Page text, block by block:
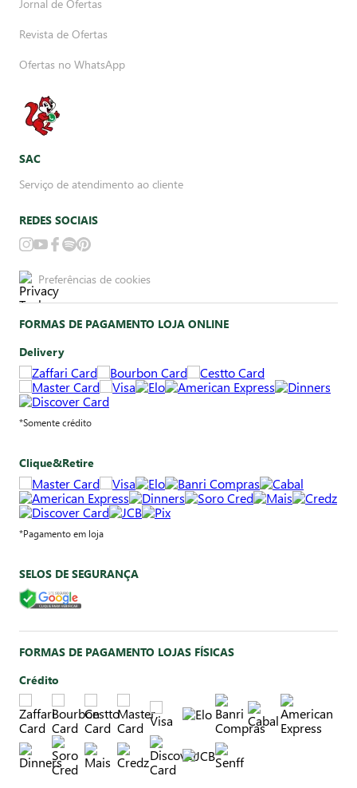
Jornal de Ofertas
Revista de Ofertas
Ofertas no WhatsApp
SAC
Serviço de atendimento ao cliente
REDES SOCIAIS
Preferências de cookies
FORMAS DE PAGAMENTO LOJA ONLINE
Delivery
*Somente crédito
Clique&Retire
*Pagamento em loja
SELOS DE SEGURANÇA
FORMAS DE PAGAMENTO LOJAS FÍSICAS
Crédito